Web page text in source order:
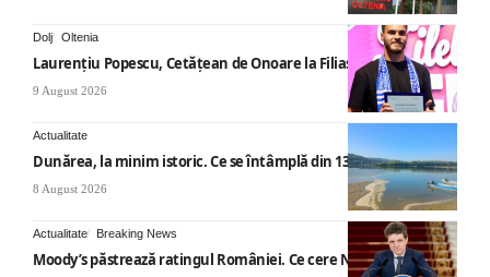
Dolj Oltenia
Laurențiu Popescu, Cetățean de Onoare la Filiași
9 August 2026
Actualitate
Dunărea, la minim istoric. Ce se întâmplă din 13 august
8 August 2026
Actualitate Breaking News
Moody’s păstrează ratingul României. Ce cere Nicușor Dan